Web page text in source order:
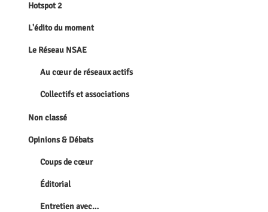
Hotspot 2
L'édito du moment
Le Réseau NSAE
Au cœur de réseaux actifs
Collectifs et associations
Non classé
Opinions & Débats
Coups de cœur
Éditorial
Entretien avec…